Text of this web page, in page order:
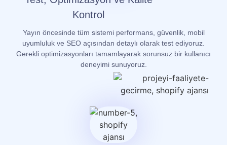
Kontrol
Yayın öncesinde tüm sistemi performans, güvenlik, mobil
uyumluluk ve SEO açısından detaylı olarak test ediyoruz.
Gerekli optimizasyonları tamamlayarak sorunsuz bir kullanıcı
deneyimi sunuyoruz.